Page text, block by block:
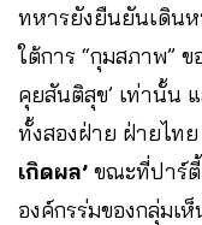
ทหารยังยืนยันเดิน
ใต้การ “กุมสภาพ”
คุยสันติสุข’ เท่านั้น
ทั้งสองฝ่าย ฝ่ายไท
เกิดผล’ ขณะที่ปาร์
องค์กรร่มของกลุ่มเ